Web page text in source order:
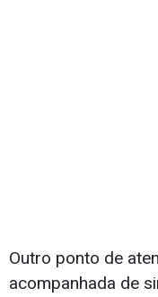
Outro ponto de
acompanhada de